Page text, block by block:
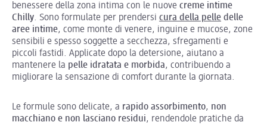
benessere della zona intima con le nuove creme intime
Chilly. Sono formulate per prendersi cura della pelle delle
aree intime, come monte di venere, inguine e mucose, zone
sensibili e spesso soggette a secchezza, sfregamenti e
piccoli fastidi. Applicate dopo la detersione, aiutano a
mantenere la pelle idratata e morbida, contribuendo a
migliorare la sensazione di comfort durante la giornata.
Le formule sono delicate, a rapido assorbimento, non
macchiano e non lasciano residui, rendendole pratiche da